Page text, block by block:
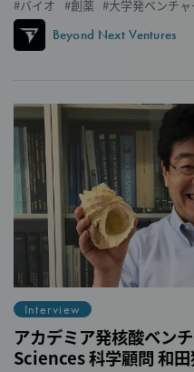
バイオ 創薬 大学発ベンチャ
Beyond Next Ventures
Interview
アカデミア発核酸ベン
Sciences 科学顧問 和田